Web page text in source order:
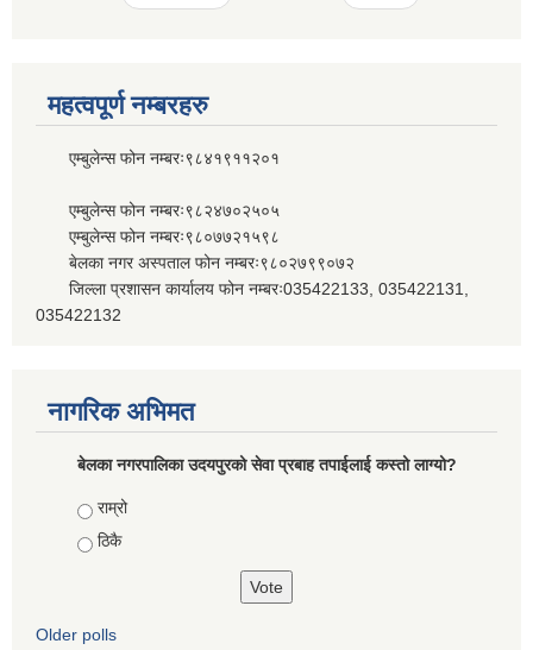
महत्वपूर्ण नम्बरहरु
एम्बुलेन्स फोन नम्बरः९८४१९११२०१
एम्बुलेन्स फोन नम्बरः९८२४७०२५०५
एम्बुलेन्स फोन नम्बरः९८०७७२१५९८
बेलका नगर अस्पताल फोन नम्बरः९८०२७९९०७२
जिल्ला प्रशासन कार्यालय फोन नम्बरः035422133, 035422131,
035422132
नागरिक अभिमत
बेलका नगरपालिका उदयपुरको सेवा प्रबाह तपाईलाई कस्तो लाग्यो?
Choices
राम्रो
ठिकै
Older polls